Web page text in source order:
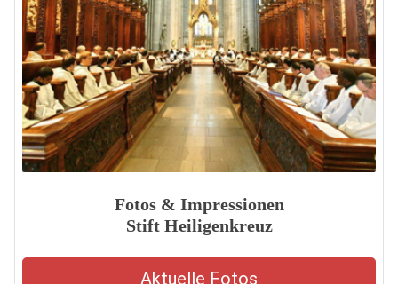
Fotos & Impressionen
Stift Heiligenkreuz
Aktuelle Fotos